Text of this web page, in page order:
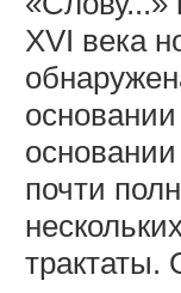
XVI века
почти
трактаты.